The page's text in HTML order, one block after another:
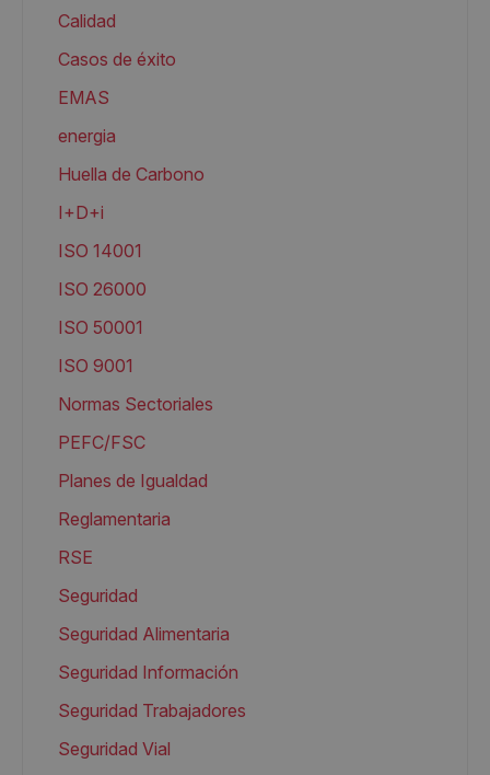
Calidad
Casos de éxito
EMAS
energia
Huella de Carbono
I+D+i
ISO 14001
ISO 26000
ISO 50001
ISO 9001
Normas Sectoriales
PEFC/FSC
Planes de Igualdad
Reglamentaria
RSE
Seguridad
Seguridad Alimentaria
Seguridad Información
Seguridad Trabajadores
Seguridad Vial